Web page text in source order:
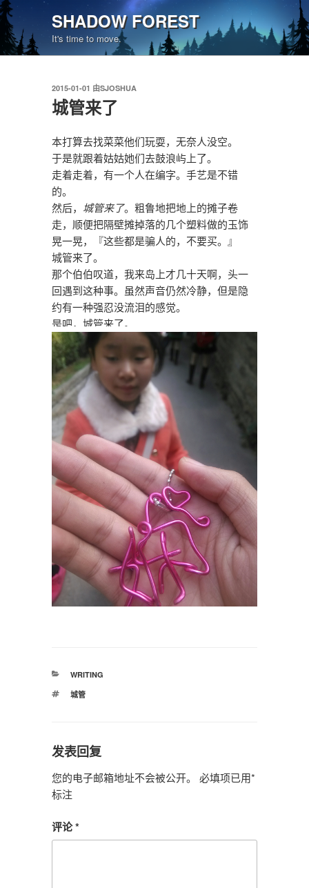
跳
至
内
容
SHADOW FOREST
It's time to move.
发
布
于
2015-01-01 由SJOSHUA
城管来了
本打算去找菜菜他们玩耍，无奈人没空。
于是就跟着姑姑她们去鼓浪屿上了。
走着走着，有一个人在编字。手艺是不错
的。
然后， 城管来了。粗鲁地把地上的摊子卷
走，顺便把隔壁摊掉落的几个塑料做的玉饰
晃一晃，『这些都是骗人的，不要买。』
城管来了。
那个伯伯叹道，我来岛上才几十天啊，头一
回遇到这种事。虽然声音仍然冷静，但是隐
约有一种强忍没流泪的感觉。
是吧，城管来了。
分
WRITING
标
城管
发表回复
您的电子邮箱地址不会被公开。 必填项已用*
标注
评论*